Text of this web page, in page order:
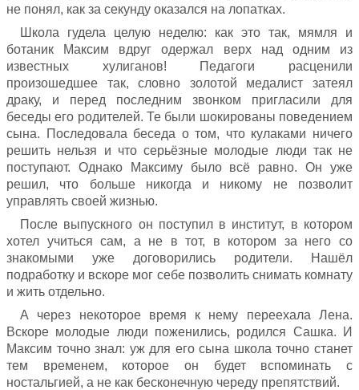
не понял, как за секунду оказался на лопатках.
Школа гудела целую неделю: как это так, мямля и
ботаник Максим вдруг одержал верх над одним из
известных хулиганов! Педагоги расценили
произошедшее так, словно золотой медалист затеял
драку, и перед последним звонком пригласили для
беседы его родителей. Те были шокированы поведением
сына. Последовала беседа о том, что кулаками ничего
решить нельзя и что серьёзные молодые люди так не
поступают. Однако Максиму было всё равно. Он уже
решил, что больше никогда и никому не позволит
управлять своей жизнью.
После выпускного он поступил в институт, в котором
хотел учиться сам, а не в тот, в котором за него со
знакомыми уже договорились родители. Нашёл
подработку и вскоре мог себе позволить снимать комнату
и жить отдельно.
А через некоторое время к нему переехала Лена.
Вскоре молодые люди поженились, родился Сашка. И
Максим точно знал: уж для его сына школа точно станет
тем временем, которое он будет вспоминать с
ностальгией, а не как бесконечную череду препятствий.